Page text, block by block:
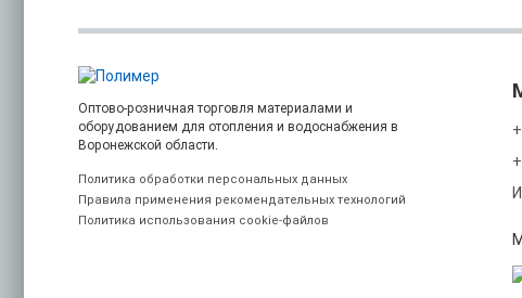
Оптово-розничная торговля материалами и
оборудованием для отопления и водоснабжения в
Воронежской области.
Политика обработки персональных данных
Правила применения рекомендательных технологий
Политика использования cookie-файлов